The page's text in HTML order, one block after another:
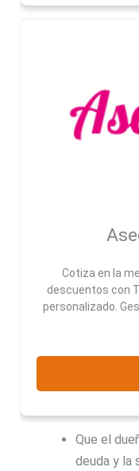
Cotiza en la
descuentos con
personalizado.
Que el
deuda y la